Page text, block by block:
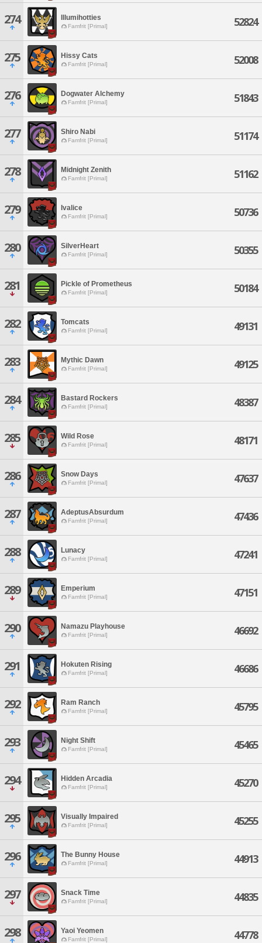
274 Illumihotties
Famfrit [Primal] 52824
275 Hissy Cats
Famfrit [Primal] 52008
276 Dogwater Alchemy
Famfrit [Primal] 51843
277 Shiro Nabi
Famfrit [Primal] 51174
278 Midnight Zenith
Famfrit [Primal] 51162
279 Ivalice
Famfrit [Primal] 50736
280 SilverHeart
Famfrit [Primal] 50355
281 Pickle of Prometheus
Famfrit [Primal] 50184
282 Tomcats
Famfrit [Primal] 49131
283 Mythic Dawn
Famfrit [Primal] 49125
284 Bastard Rockers
Famfrit [Primal] 48387
285 Wild Rose
Famfrit [Primal] 48171
286 Snow Days
Famfrit [Primal] 47637
287 AdeptusAbsurdum
Famfrit [Primal] 47436
288 Lunacy
Famfrit [Primal] 47241
289 Emperium
Famfrit [Primal] 47151
290 Namazu Playhouse
Famfrit [Primal] 46692
291 Hokuten Rising
Famfrit [Primal] 46686
292 Ram Ranch
Famfrit [Primal] 45795
293 Night Shift
Famfrit [Primal] 45465
294 Hidden Arcadia
Famfrit [Primal] 45270
295 Visually Impaired
Famfrit [Primal] 45255
296 The Bunny House
Famfrit [Primal] 44913
297 Snack Time
Famfrit [Primal] 44835
298 Yaoi Yeomen
Famfrit [Primal] 44778